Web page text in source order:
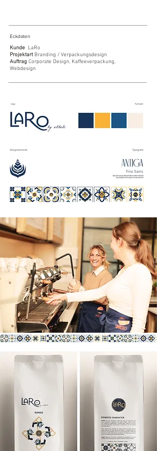
Eckdaten
Kunde LaRo
ProjektartBranding / Verpackungsdesign
Auftrag Corporate Design, Kaffeeverpackung,
Webdesign